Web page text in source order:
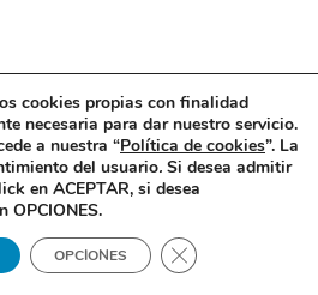
decisión de la Comisión
del Medicamento
de la Confederación Española de
cookies propias con finalidad
necesaria para dar nuestro servicio.
a nuestra “Política de cookies”. La
del usuario. Si desea admitir
en ACEPTAR, si desea
OPCIONES.
OPCIONES Cerrar el banner